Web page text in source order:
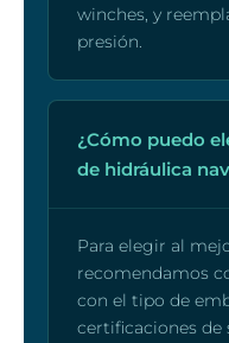
winches, y
presión.
¿Cómo puedo
de hidráulica
Para elegir al
recomendamos
con el tipo de
certificaciones de